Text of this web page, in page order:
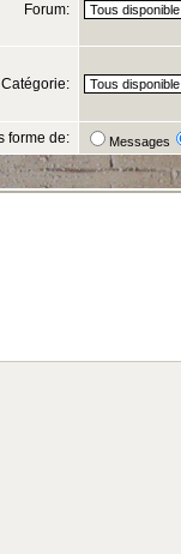
Forum:
Catégorie:
forme de: Messages